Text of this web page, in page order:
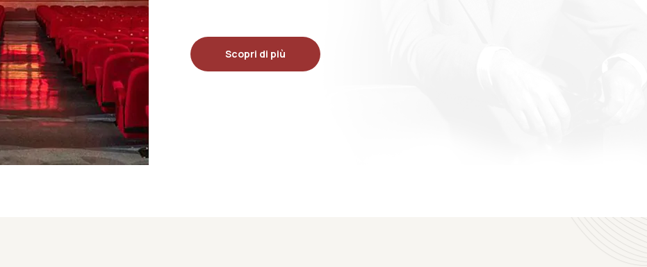
Scopri di più